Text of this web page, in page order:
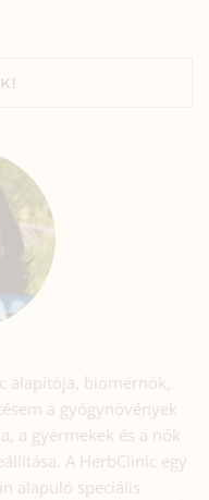
alapítója, biomérnök,
a gyógynövények
a gyermekek és a nők
A HerbClinic egy
alapuló speciális